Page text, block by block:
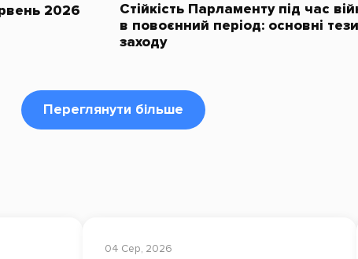
2026
Стійкість Парламенту під час
в повоєнний період: основні тези
заходу
Переглянути більше
04 Сер, 2026